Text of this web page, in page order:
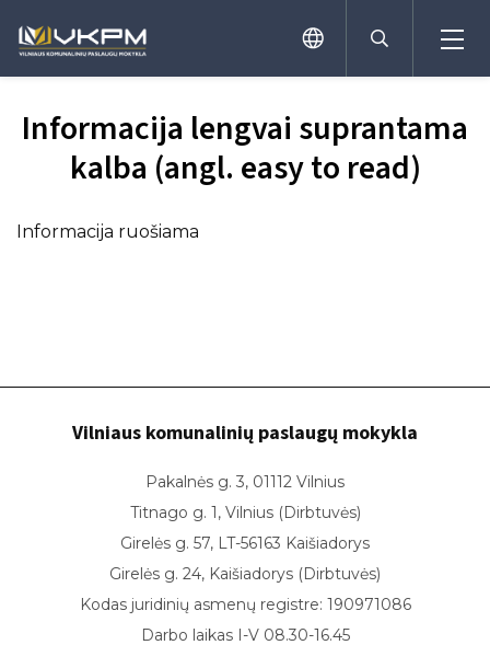
Priėmimas
Programos
mokiniams
Mokymai užimtumo tarnybos lėšomis
valstybės lėšomis
Pagalba mokiniui
Neformalus švietimas
prieinamumas
Ugdymas
Pasiekimai
Pažymėjimai
Atostogos
Informacija lengvai suprantama
kalba (angl. easy to read)
Informacija ruošiama
Vilniaus komunalinių paslaugų mokykla
Pakalnės g. 3, 01112 Vilnius
Titnago g. 1, Vilnius (Dirbtuvės)
Girelės g. 57, LT-56163 Kaišiadorys
Girelės g. 24, Kaišiadorys (Dirbtuvės)
Kodas juridinių asmenų registre: 190971086
Darbo laikas I-V 08.30-16.45